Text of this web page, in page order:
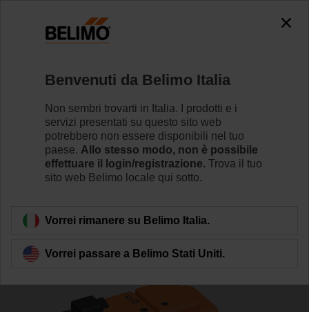
accessing the absolute URL
"https://www.belimo.com/it/it_IT/~mgnlArea=cookies~".
Home Valvole di regolazione Valvole a globo
H6015X1P6-S2/SV24A-TPC
Torna alla categoria di prodotti
Benvenuti da Belimo Italia
Non sembri trovarti in Italia. I prodotti e i
servizi presentati su questo sito web
potrebbero non essere disponibili nel tuo
paese. Allo stesso modo, non è possibile
effettuare il login/registrazione. Trova il tuo
sito web Belimo locale qui sotto.
Vorrei rimanere su Belimo Italia.
Vorrei passare a Belimo Stati Uniti.